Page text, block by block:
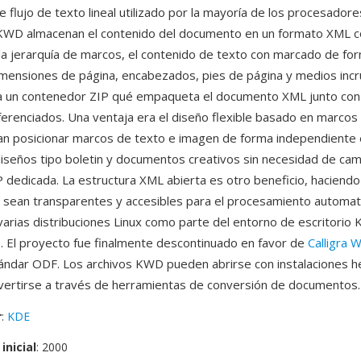
flujo de texto lineal utilizado por la mayoría de los
almacenan el contenido del documento en un formato XML
jerarquía de marcos, el contenido de texto con marcado de
de página, encabezados, pies de página y medios
contenedor ZIP qué empaqueta el documento XML junto
Una ventaja era el diseño flexible basado en
posicionar marcos de texto e imagen de forma independiente
tipo boletin y documentos creativos sin necesidad de
dedicada. La estructura XML abierta es otro beneficio,
sean transparentes y accesibles para el procesamiento
distribuciones Linux como parte del entorno de escritorio
El proyecto fue finalmente descontinuado en favor de Calligra
ODF. Los archivos KWD pueden abrirse con instalaciones
a través de herramientas de conversión de documentos.
: KDE
: 2000